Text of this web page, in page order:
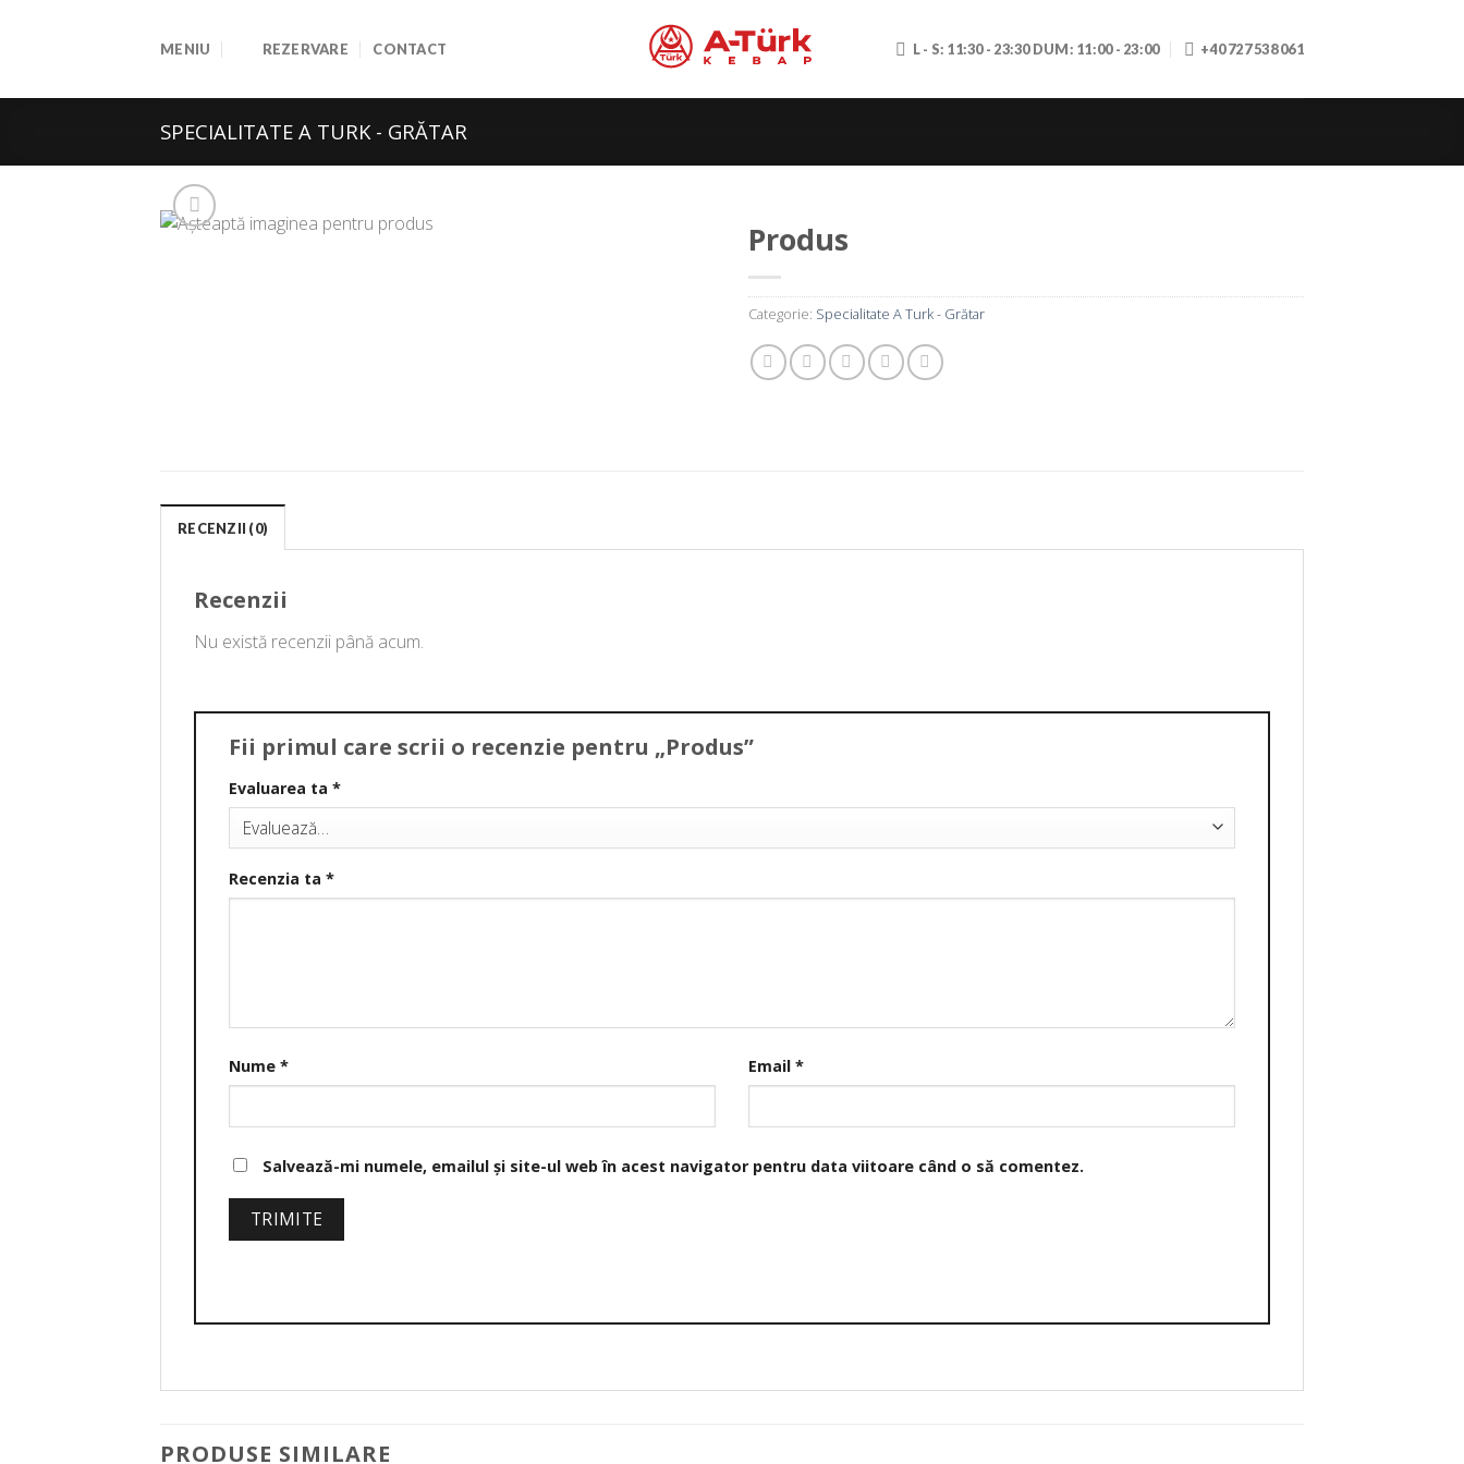
MENIU REZERVARE CONTACT L - S: 11:30 - 23:30 DUM: 11:00 - 23:00 +40 727 538 061
SPECIALITATE A TURK - GRĂTAR
Produs
Categorie: Specialitate A Turk - Grătar
RECENZII (0)
Recenzii
Nu există recenzii până acum.
Fii primul care scrii o recenzie pentru „Produs”
Evaluarea ta *
Recenzia ta *
Nume * Email *
Salvează-mi numele, emailul și site-ul web în acest navigator pentru data viitoare când o să comentez.
PRODUSE SIMILARE